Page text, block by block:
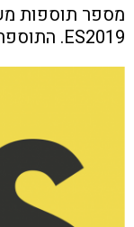
מספר תוספות
ES2019. התוספת החדשה לתקן ג׳אווהסקריפט